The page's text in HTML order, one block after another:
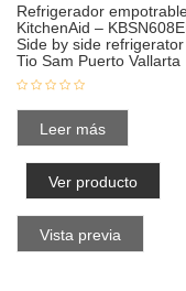
Refrigerador
KitchenAid –
Side by side
Tio Sam Puerto Vallarta
Leer más
Ver producto
Vista previa